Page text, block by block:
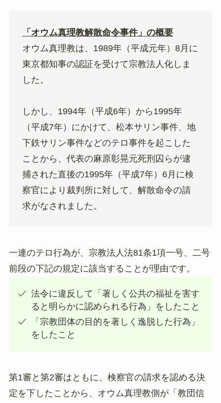
「オウム真理教解散命令事件」の概要
オウム真理教は、1989年（平成元年）8月に
東京都知事の認証を受けて宗教法人化しま
した。
しかし、1994年（平成6年）から1995年
（平成7年）にかけて、松本サリン事件、地
下鉄サリン事件などのテロ事件を起こした
ことから、代表の麻原彰晃元死刑囚らが逮
捕された直後の1995年（平成7年）6月に検
察官により裁判所に対して、解散命令の請
求がなされました。
一連のテロ行為が、宗教法人法81条1項一号、二号
前段の下記の規定に該当することが理由です。
法令に違反して「著しく公共の福祉を害す
ると明らかに認められる行為」をしたこと
「宗教団体の目的を著しく逸脱した行為」
をしたこと
第1審と第2審はともに、検察官の請求を認める決
定を下したことから、オウム真理教側が「教団信